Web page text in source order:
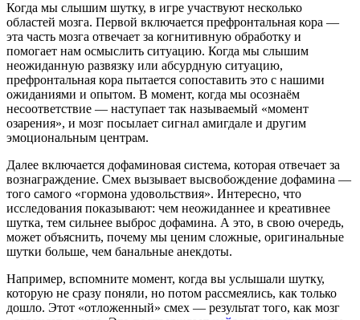
Когда мы слышим шутку, в игре участвуют несколько
областей мозга. Первой включается префронтальная кора —
эта часть мозга отвечает за когнитивную обработку и
помогает нам осмыслить ситуацию. Когда мы слышим
неожиданную развязку или абсурдную ситуацию,
префронтальная кора пытается сопоставить это с нашими
ожиданиями и опытом. В момент, когда мы осознаём
несоответствие — наступает так называемый «момент
озарения», и мозг посылает сигнал амигдале и другим
эмоциональным центрам.
Далее включается дофаминовая система, которая отвечает за
вознаграждение. Смех вызывает высвобождение дофамина —
того самого «гормона удовольствия». Интересно, что
исследования показывают: чем неожиданнее и креативнее
шутка, тем сильнее выброс дофамина. А это, в свою очередь,
может объяснить, почему мы ценим сложные, оригинальные
шутки больше, чем банальные анекдоты.
Например, вспомните момент, когда вы услышали шутку,
которую не сразу поняли, но потом рассмеялись, как только
дошло. Этот «отложенный» смех — результат того, как мозг